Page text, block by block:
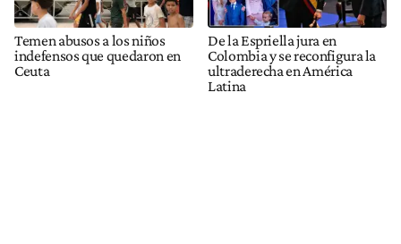
Temen abusos a los niños
indefensos que quedaron en
Ceuta
De la Espriella jura en
Colombia y se reconfigura la
ultraderecha en América
Latina